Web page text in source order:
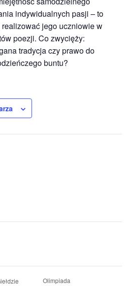
indywidualnych pasji – to
jego uczniowie w
poezji. Co zwycięży:
tradycja czy prawo do
buntu?
Olimpiada